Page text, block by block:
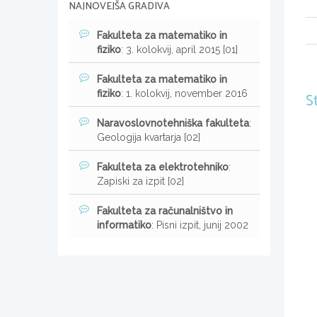
NAJNOVEJŠA GRADIVA
Fakulteta za matematiko in
fiziko: 3. kolokvij, april 2015 [01]
Fakulteta za matematiko in
fiziko: 1. kolokvij, november 2016
Naravoslovnotehniška fakulteta:
Geologija kvartarja [02]
Fakulteta za elektrotehniko:
Zapiski za izpit [02]
Fakulteta za računalništvo in
informatiko: Pisni izpit, junij 2002